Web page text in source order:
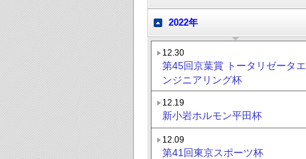
2022年
12.30
第45回京葉賞 トータリゼータエ
ンジニアリング杯
12.19
新小岩ホルモン平田杯
12.09
第41回東京スポーツ杯